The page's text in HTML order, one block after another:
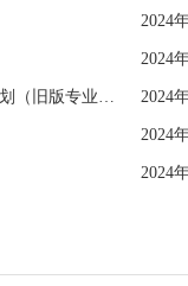
2024
2024
2024年10月浙江自考本科视觉传达设计专业计划（旧版专业计划）
2024
2024